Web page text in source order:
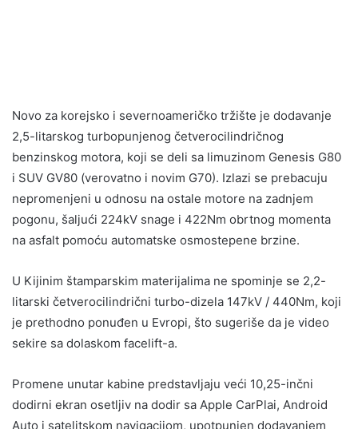
Novo za korejsko i severnoameričko tržište je dodavanje
2,5-litarskog turbopunjenog četverocilindričnog
benzinskog motora, koji se deli sa limuzinom Genesis G80
i SUV GV80 (verovatno i novim G70). Izlazi se prebacuju
nepromenjeni u odnosu na ostale motore na zadnjem
pogonu, šaljući 224kV snage i 422Nm obrtnog momenta
na asfalt pomoću automatske osmostepene brzine.
U Kijinim štamparskim materijalima ne spominje se 2,2-
litarski četverocilindrični turbo-dizela 147kV / 440Nm, koji
je prethodno ponuđen u Evropi, što sugeriše da je video
sekire sa dolaskom facelift-a.
Promene unutar kabine predstavljaju veći 10,25-inčni
dodirni ekran osetljiv na dodir sa Apple CarPlai, Android
Auto i satelitskom navigacijom, upotpunjen dodavanjem